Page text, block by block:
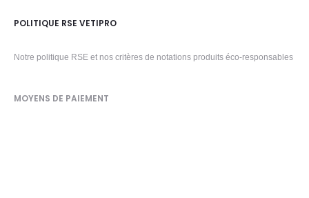
POLITIQUE RSE VETIPRO
Notre politique RSE et nos critères de notations produits éco-responsables
MOYENS DE PAIEMENT